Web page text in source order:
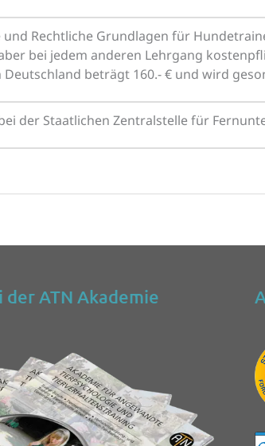
Rechtliche Grundlagen für
bei jedem anderen Lehrgang
beträgt 160.- € und wird
der Staatlichen Zentralstelle für
ATN Akademie